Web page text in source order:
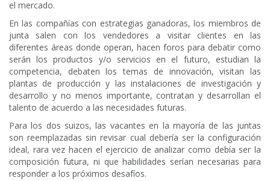
el mercado.
En las compañías con estrategias ganadoras, los miembros de
junta salen con los vendedores a visitar clientes en las
diferentes áreas donde operan, hacen foros para debatir como
serán los productos y/o servicios en el futuro, estudian la
competencia, debaten los temas de innovación, visitan las
plantas de producción y las instalaciones de investigación y
desarrollo y no menos importante, contratan y desarrollan el
talento de acuerdo a las necesidades futuras.
Para los dos suizos, las vacantes en la mayoría de las juntas
son reemplazadas sin revisar cual debería ser la configuración
ideal, rara vez hacen el ejercicio de analizar como debía ser la
composición futura, ni que habilidades serían necesarias para
responder a los próximos desafíos.